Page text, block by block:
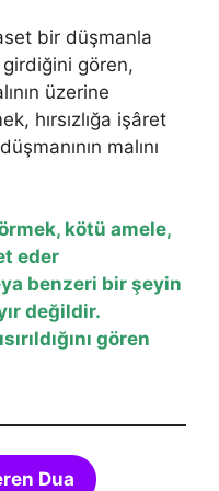
bir düşmanla
gören,
üzerine
hırsızlığa işâret
malını
kötü amele,
eder
benzeri bir şeyin
değildir.
gören
Dua